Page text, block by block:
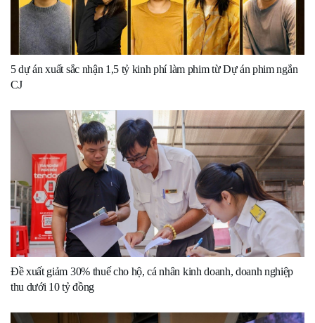
5 dự án xuất sắc nhận 1,5 tỷ kinh phí làm phim từ Dự án phim ngắn
CJ
Đề xuất giảm 30% thuế cho hộ, cá nhân kinh doanh, doanh nghiệp
thu dưới 10 tỷ đồng